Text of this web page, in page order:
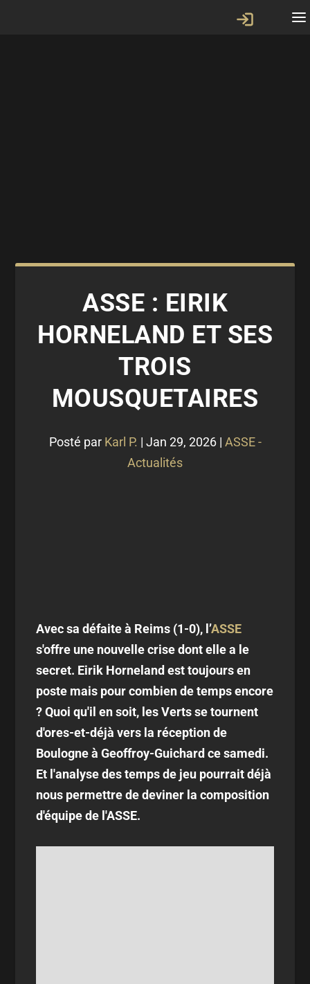
ASSE : EIRIK
HORNELAND ET SES
TROIS
MOUSQUETAIRES
Posté par Karl P. | Jan 29, 2026| ASSE -
Actualités
Avec sa défaite à Reims (1-0), l’ASSE
s'offre une nouvelle crise dont elle a le
secret. Eirik Horneland est toujours en
poste mais pour combien de temps encore
? Quoi qu'il en soit, les Verts se tournent
d'ores-et-déjà vers la réception de
Boulogne à Geoffroy-Guichard ce samedi.
Et l'analyse des temps de jeu pourrait déjà
nous permettre de deviner la composition
d'équipe de l'ASSE.